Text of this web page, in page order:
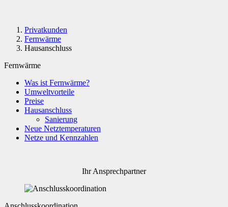
Privatkunden
Fernwärme
Hausanschluss
Fernwärme
Was ist Fernwärme?
Umweltvorteile
Preise
Hausanschluss
Sanierung
Neue Netztemperaturen
Netze und Kennzahlen
Ihr Ansprechpartner